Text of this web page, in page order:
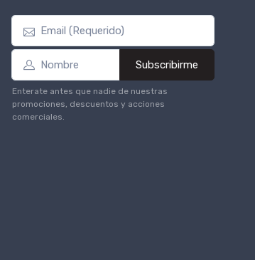
Subscribirme
Enterate antes que nadie de nuestras
promociones, descuentos y acciones
comerciales.